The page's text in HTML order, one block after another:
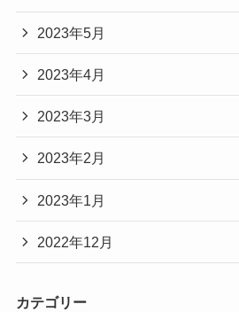
2023年5月
2023年4月
2023年3月
2023年2月
2023年1月
2022年12月
カテゴリー